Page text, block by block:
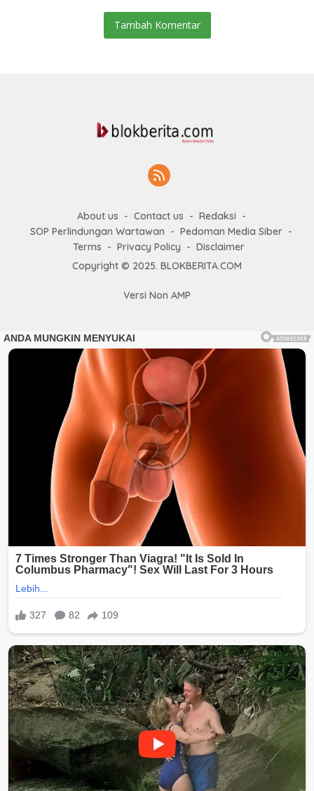
Tambah Komentar
About us Contact us
Redaksi
SOP Perlindungan Wartawan
Pedoman Media Siber
Terms
Privacy Policy
Disclaimer
Copyright © 2025. BLOKBERITA.COM
Versi Non AMP